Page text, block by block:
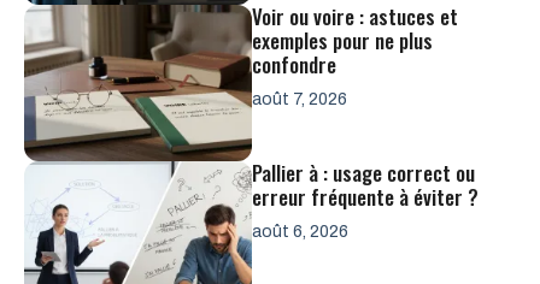
Voir ou voire : astuces et
exemples pour ne plus
confondre
août 7, 2026
Pallier à : usage correct ou
erreur fréquente à éviter ?
août 6, 2026